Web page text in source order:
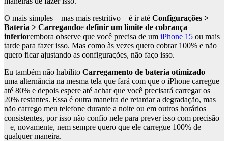
O mais simples – mas mais restritivo – é ir até Configurações >
Bateria > Carregandoe definir um limite de cobrança
inferiorembora observe que você precisa de um iPhone 15 ou mais
tarde para fazer isso. Mas como às vezes quero cobrar 100% e não
quero ficar ajustando as configurações, não faço isso.
Eu também não habilito Carregamento de bateria otimizado –
uma alternância na mesma tela que fará com que o iPhone carregue
até 80% e depois espere até achar que você precisará carregar os
20% restantes. Essa é outra maneira de retardar a degradação, mas
não carrego meu telefone durante a noite ou em outros horários
consistentes, por isso não confio nele para prever isso com precisão
– e, novamente, nem sempre quero que ele carregue 100% de
qualquer maneira.